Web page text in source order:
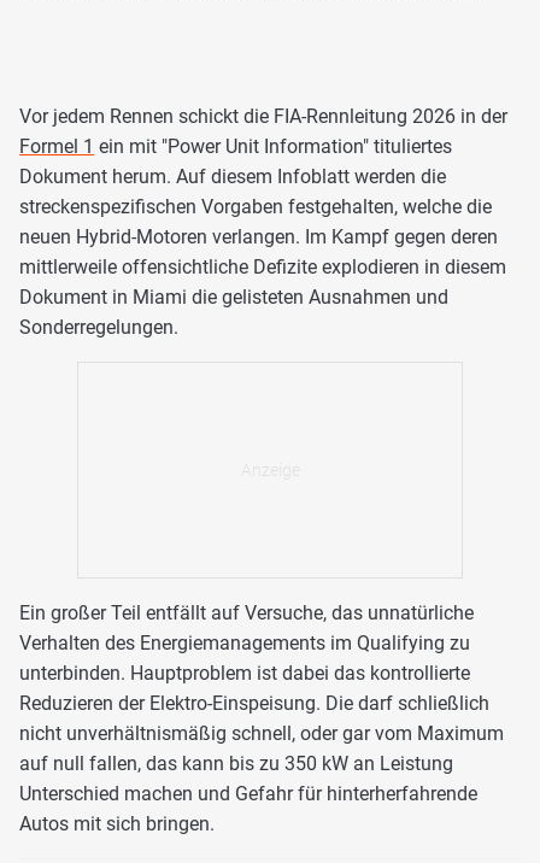
Vor jedem Rennen schickt die FIA-Rennleitung 2026 in der
Formel 1 ein mit "Power Unit Information" tituliertes
Dokument herum. Auf diesem Infoblatt werden die
streckenspezifischen Vorgaben festgehalten, welche die
neuen Hybrid-Motoren verlangen. Im Kampf gegen deren
mittlerweile offensichtliche Defizite explodieren in diesem
Dokument in Miami die gelisteten Ausnahmen und
Sonderregelungen.
Ein großer Teil entfällt auf Versuche, das unnatürliche
Verhalten des Energiemanagements im Qualifying zu
unterbinden. Hauptproblem ist dabei das kontrollierte
Reduzieren der Elektro-Einspeisung. Die darf schließlich
nicht unverhältnismäßig schnell, oder gar vom Maximum
auf null fallen, das kann bis zu 350 kW an Leistung
Unterschied machen und Gefahr für hinterherfahrende
Autos mit sich bringen.